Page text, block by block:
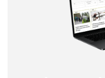
Correo electrónico
Tipo de comentario